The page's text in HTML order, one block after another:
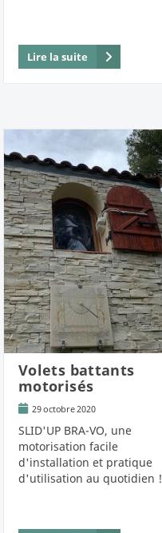
Lire la suite
Volets battants
motorisés
29 octobre 2020
SLID'UP BRA-VO, une
motorisation facile
d'installation et pratique
d'utilisation au quotidien !